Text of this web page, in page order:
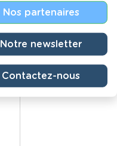
Nos partenaires
Notre newsletter
Contactez-nous